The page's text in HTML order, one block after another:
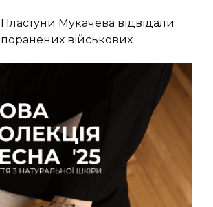
Пластуни Мукачева відвідали
поранених військових